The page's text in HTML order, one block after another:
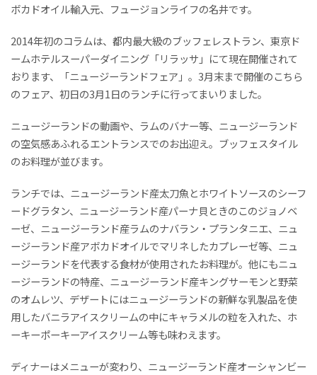
ボカドオイル輸入元、フュージョンライフの名井です。
2014年初のコラムは、都内最大級のブッフェレストラン、東京ド
ームホテルスーパーダイニング「リラッサ」にて現在開催されて
おります、「ニュージーランドフェア」。3月末まで開催のこちら
のフェア、初日の3月1日のランチに行ってまいりました。
ニュージーランドの動画や、ラムのバナー等、ニュージーランド
の空気感あふれるエントランスでのお出迎え。ブッフェスタイル
のお料理が並びます。
ランチでは、ニュージーランド産太刀魚とホワイトソースのシーフ
ードグラタン、ニュージーランド産パーナ貝ときのこのジョノベ
ーゼ、ニュージーランド産ラムのナバラン・プランタニエ、ニュ
ージーランド産アボカドオイルでマリネしたカプレーゼ等、ニュ
ージーランドを代表する食材が使用されたお料理が。他にもニュ
ージーランドの特産、ニュージーランド産キングサーモンと野菜
のオムレツ、デザートにはニュージーランドの新鮮な乳製品を使
用したバニラアイスクリームの中にキャラメルの粒を入れた、ホ
ーキーポーキーアイスクリーム等も味わえます。
ディナーはメニューが変わり、ニュージーランド産オーシャンビー